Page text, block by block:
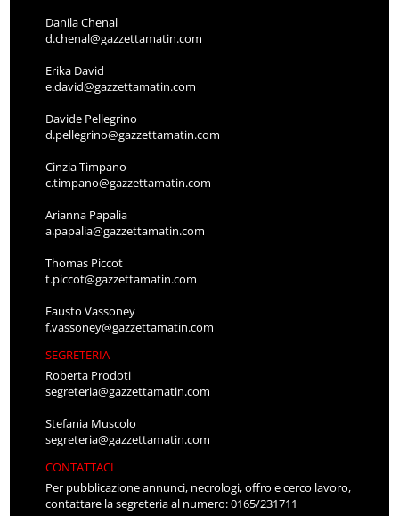
Danila Chenal
d.chenal@gazzettamatin.com
Erika David
e.david@gazzettamatin.com
Davide Pellegrino
d.pellegrino@gazzettamatin.com
Cinzia Timpano
c.timpano@gazzettamatin.com
Arianna Papalia
a.papalia@gazzettamatin.com
Thomas Piccot
t.piccot@gazzettamatin.com
Fausto Vassoney
f.vassoney@gazzettamatin.com
SEGRETERIA
Roberta Prodoti
segreteria@gazzettamatin.com
Stefania Muscolo
segreteria@gazzettamatin.com
CONTATTACI
Per pubblicazione annunci, necrologi, offro e cerco lavoro,
contattare la segreteria al numero: 0165/231711